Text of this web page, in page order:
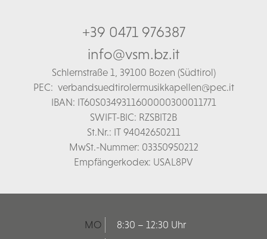
+39 0471 976387
info@vsm.bz.it
Schlernstraße 1, 39100 Bozen (Südtirol)
PEC: verbandsuedtirolermusikkapellen@pec.it
IBAN: IT60S0349311600000300011771
SWIFT-BIC: RZSBIT2B
St.Nr.: IT 94042650211
MwSt.-Nummer: 03350950212
Empfängerkodex: USAL8PV
MO
8:30 – 12:30 Uhr